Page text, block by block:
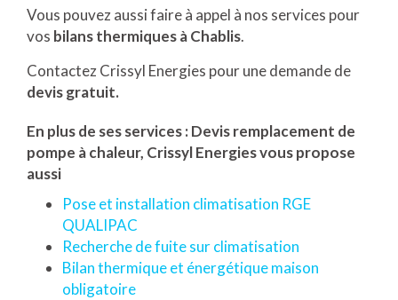
Vous pouvez aussi faire à appel à nos services pour
vos bilans thermiques à Chablis.
Contactez Crissyl Energies pour une demande de
devis gratuit.
En plus de ses services : Devis remplacement de
pompe à chaleur, Crissyl Energies vous propose
aussi
Pose et installation climatisation RGE
QUALIPAC
Recherche de fuite sur climatisation
Bilan thermique et énergétique maison
obligatoire